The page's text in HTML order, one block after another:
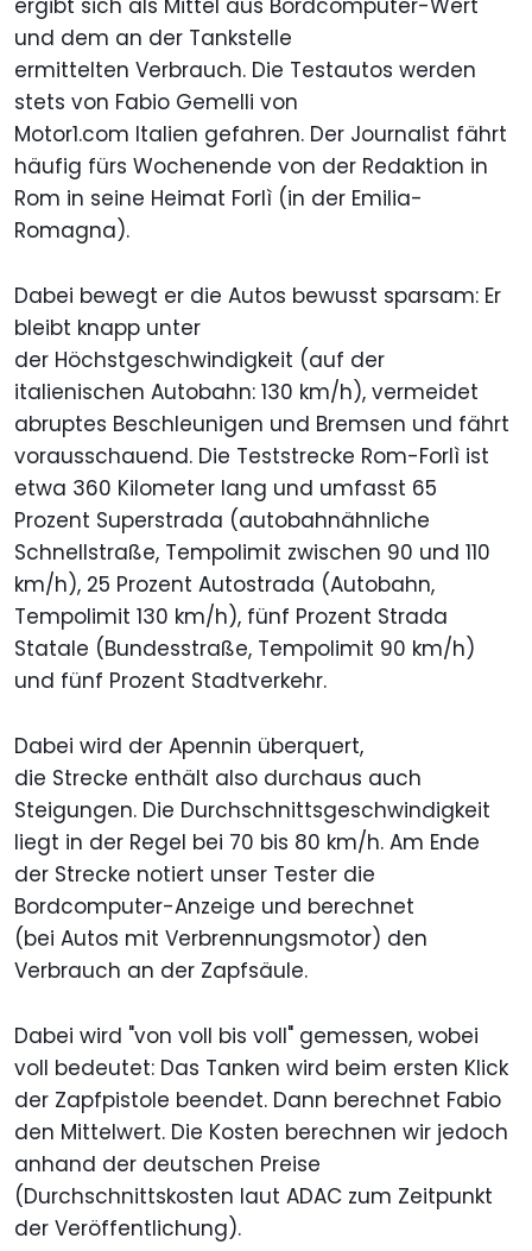
und dem an der Tankstelle
ermittelten Verbrauch. Die Testautos werden
stets von Fabio Gemelli von
Motor1.com Italien gefahren. Der Journalist fährt
häufig fürs Wochenende von der Redaktion in
Rom in seine Heimat Forlì (in der Emilia-
Romagna).
Dabei bewegt er die Autos bewusst sparsam: Er
bleibt knapp unter
der Höchstgeschwindigkeit (auf der
italienischen Autobahn: 130 km/h), vermeidet
abruptes Beschleunigen und Bremsen und fährt
vorausschauend. Die Teststrecke Rom-Forlì ist
etwa 360 Kilometer lang und umfasst 65
Prozent Superstrada (autobahnähnliche
Schnellstraße, Tempolimit zwischen 90 und 110
km/h), 25 Prozent Autostrada (Autobahn,
Tempolimit 130 km/h), fünf Prozent Strada
Statale (Bundesstraße, Tempolimit 90 km/h)
und fünf Prozent Stadtverkehr.
Dabei wird der Apennin überquert,
die Strecke enthält also durchaus auch
Steigungen. Die Durchschnittsgeschwindigkeit
liegt in der Regel bei 70 bis 80 km/h. Am Ende
der Strecke notiert unser Tester die
Bordcomputer-Anzeige und berechnet
(bei Autos mit Verbrennungsmotor) den
Verbrauch an der Zapfsäule.
Dabei wird "von voll bis voll" gemessen, wobei
voll bedeutet: Das Tanken wird beim ersten Klick
der Zapfpistole beendet. Dann berechnet Fabio
den Mittelwert. Die Kosten berechnen wir jedoch
anhand der deutschen Preise
(Durchschnittskosten laut ADAC zum Zeitpunkt
der Veröffentlichung).